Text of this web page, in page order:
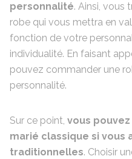
personnalité. Ainsi, vous
robe qui vous mettra en
fonction de votre
individualité. En faisant
pouvez commander une
personnalité.
Sur ce point, vous
marié classique si vous
traditionnelles. Choisir